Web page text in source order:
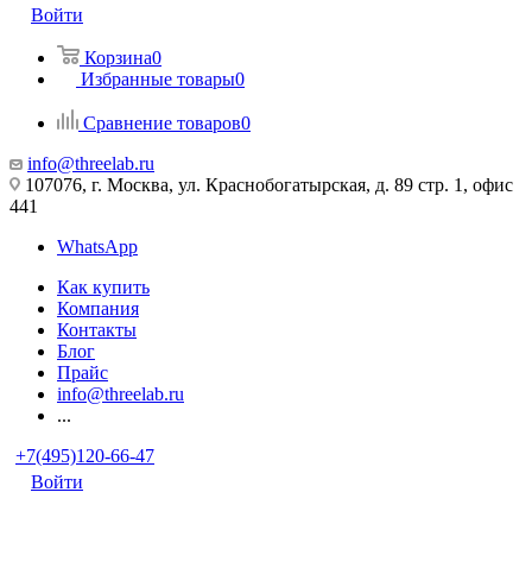
Войти
Корзина0
Избранные товары0
Сравнение товаров0
info@threelab.ru
107076, г. Москва, ул. Краснобогатырская, д. 89 стр. 1, офис
441
WhatsApp
Как купить
Компания
Контакты
Блог
Прайс
info@threelab.ru
...
+7(495)120-66-47
Войти